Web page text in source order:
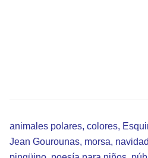
animales polares, colores,
Jean Gourounas, morsa, navidad